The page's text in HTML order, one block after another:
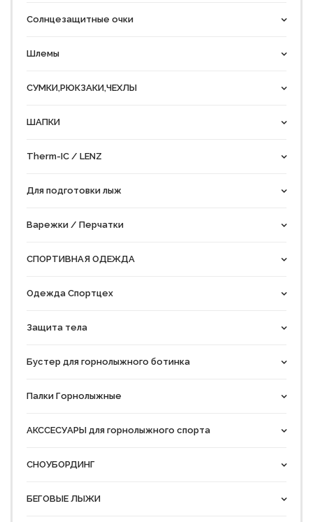
Солнцезащитные очки
Шлемы
СУМКИ,РЮКЗАКИ,ЧЕХЛЫ
ШАПКИ
Therm-IC / LENZ
Для подготовки лыж
Варежки / Перчатки
СПОРТИВНАЯ ОДЕЖДА
Одежда Спортцех
Защита тела
Бустер для горнолыжного ботинка
Палки Горнолыжные
АКССЕСУАРЫ для горнолыжного спорта
СНОУБОРДИНГ
БЕГОВЫЕ ЛЫЖИ